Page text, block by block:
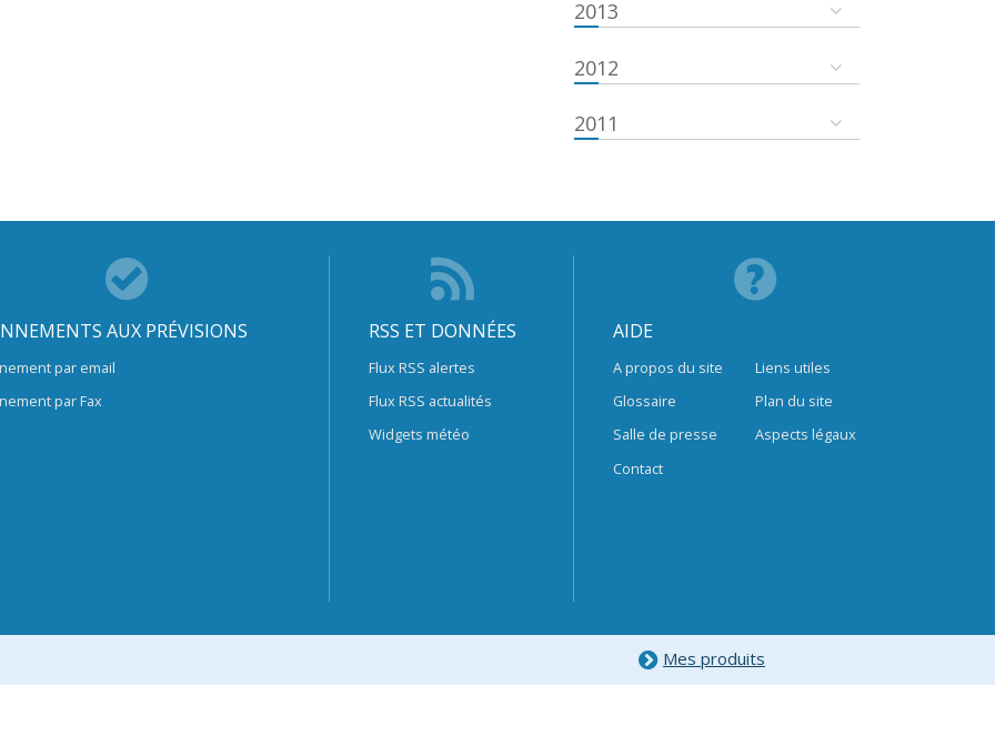
2013
2012
2011
AUX PRÉVISIONS
par email
par Fax
RSS ET DONNÉES
Flux RSS alertes
Flux RSS actualités
Widgets météo
AIDE
A propos du site
Glossaire
Salle de presse
Contact
Liens utiles
Plan du site
Aspects légaux
Mes produits